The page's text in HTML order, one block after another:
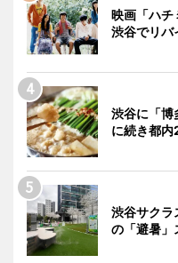
映画「ハチ
渋谷でリバ
渋谷に「
に続き都内
渋谷サクラ
の「避暑」